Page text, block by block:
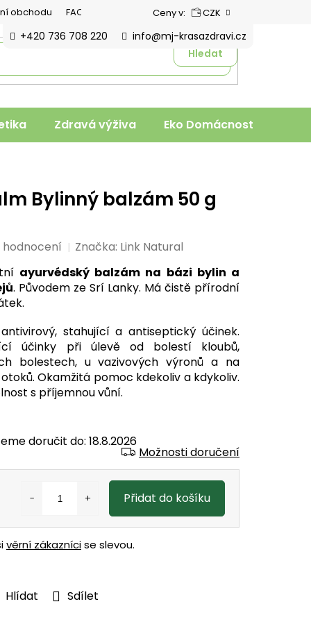
obchodu FAQ Ceny v: CZK
Hledat
+420 736 708 220 info@mj-krasazdravi.cz
Zdravá výživa Eko Domácnost
ayurvédský balzám na bázi bylin a
. Původem ze Srí Lanky. Má čistě přírodní
stahující a antiseptický účinek.
účinky při úlevě od bolestí kloubů,
bolestech, u vazivových výronů a na
Okamžitá pomoc kdekoliv a kdykoliv.
s příjemnou vůní.
Hlídat Sdílet
doručit do: 18.8.2026
Možnosti doručení
Bylinný balzám 50 g
Značka: Link Natural
Přidat do košíku
věrní zákaznícise slevou.